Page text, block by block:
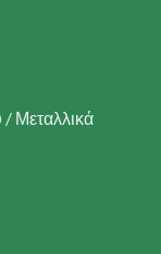
Μεταλλικά